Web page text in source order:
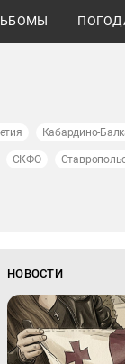
Кабардино-
СКФО
НОВОСТИ